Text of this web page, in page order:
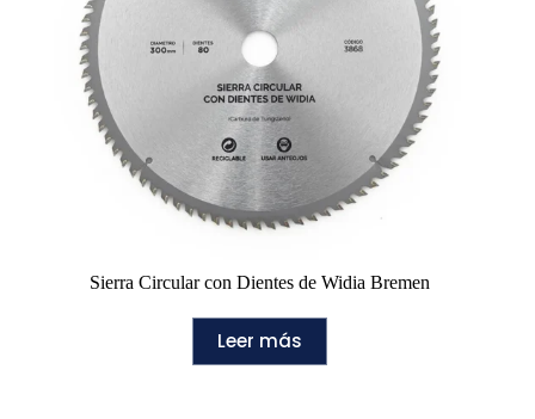
Sierra Circular con Dientes de Widia Bremen
Leer más